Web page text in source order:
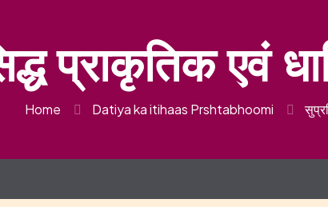
प्राकृतिक एवं
Home Datiya ka itihaas Prshtabhoomi